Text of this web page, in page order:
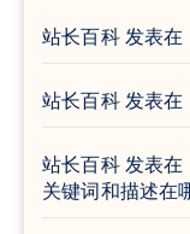
站长百科发表在
站长百科发表在
站长百科发表在
关键词和描述在